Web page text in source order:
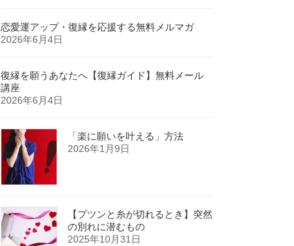
恋愛運アップ・復縁を応援する無料メルマガ
2026年6月4日
復縁を願うあなたへ【復縁ガイド】無料メール
講座
2026年6月4日
「楽に願いを叶える」方法
2026年1月9日
【プツンと糸が切れるとき】突然
の別れに潜むもの
2025年10月31日